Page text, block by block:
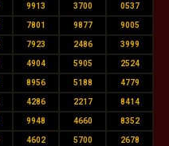
9913 3700 0537
7801 9877 9005
7923 2486 3999
4904 5905 2524
8956 5188 4779
4286 2217 8414
9948 4660 8352
4602 5700 2678